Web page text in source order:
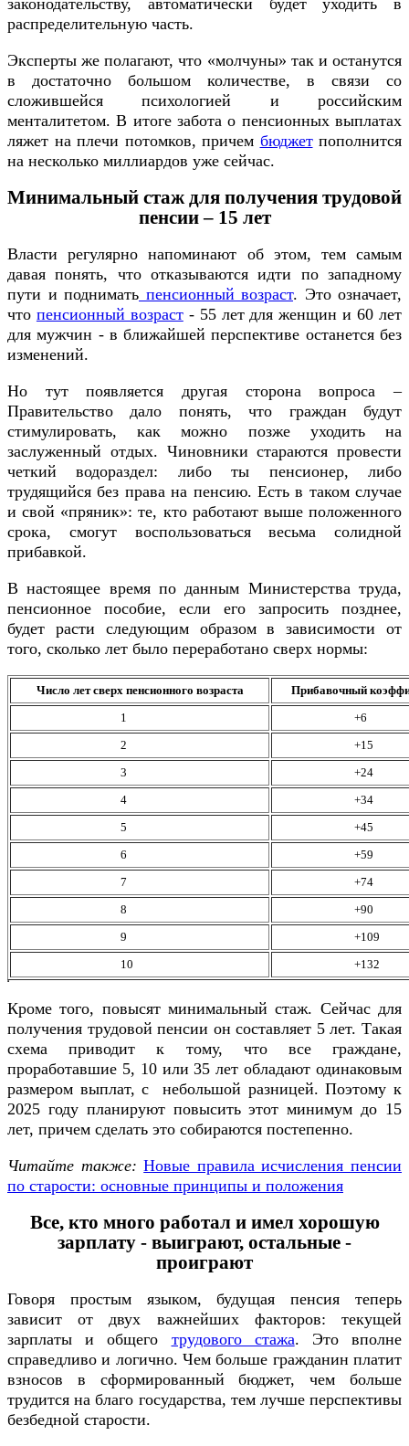
законодательству, автоматически будет уходить в
распределительную часть.
Эксперты же полагают, что «молчуны» так и останутся
в достаточно большом количестве, в связи со
сложившейся психологией и российским
менталитетом. В итоге забота о пенсионных выплатах
ляжет на плечи потомков, причем бюджетпополнится
на несколько миллиардов уже сейчас.
Минимальный стаж для получения трудовой
пенсии – 15 лет
Власти регулярно напоминают об этом, тем самым
давая понять, что отказываются идти по западному
пути и поднимать пенсионный возраст. Это означает,
что пенсионный возраст- 55 лет для женщин и 60 лет
для мужчин - в ближайшей перспективе останется без
изменений.
Но тут появляется другая сторона вопроса –
Правительство дало понять, что граждан будут
стимулировать, как можно позже уходить на
заслуженный отдых. Чиновники стараются провести
четкий водораздел: либо ты пенсионер, либо
трудящийся без права на пенсию. Есть в таком случае
и свой «пряник»: те, кто работают выше положенного
срока, смогут воспользоваться весьма солидной
прибавкой.
В настоящее время по данным Министерства труда,
пенсионное пособие, если его запросить позднее,
будет расти следующим образом в зависимости от
того, сколько лет было переработано сверх нормы:
Число лет сверх пенсионного возраста
Прибавочный
1
+6
2
+15
3
+24
4
+34
5
+45
6
+59
7
+74
8
+90
9
+109
10
+132
Кроме того, повысят минимальный стаж. Сейчас для
получения трудовой пенсии он составляет 5 лет. Такая
схема приводит к тому, что все граждане,
проработавшие 5, 10 или 35 лет обладают одинаковым
размером выплат, с небольшой разницей. Поэтому к
2025 году планируют повысить этот минимум до 15
лет, причем сделать это собираются постепенно.
Читайте также:Новые правила исчисления пенсии
по старости: основные принципы и положения
Все, кто много работал и имел хорошую
зарплату - выиграют, остальные -
проиграют
Говоря простым языком, будущая пенсия теперь
зависит от двух важнейших факторов: текущей
зарплаты и общего трудового стажа. Это вполне
справедливо и логично. Чем больше гражданин платит
взносов в сформированный бюджет, чем больше
трудится на благо государства, тем лучше перспективы
безбедной старости.